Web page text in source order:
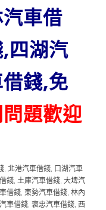
車借
四湖汽
錢,免
題歡迎
, 北港汽車借錢, 口湖汽車
錢, 土庫汽車借錢, 大埤汽
借錢, 東勢汽車借錢, 林內
車借錢, 褒忠汽車借錢, 西